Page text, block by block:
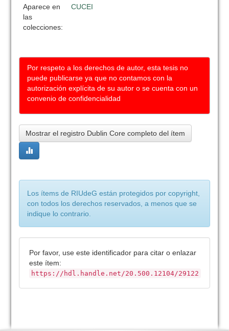
Aparece en
las
colecciones:
CUCEI
Por respeto a los derechos de autor, esta tesis no
puede publicarse ya que no contamos con la
autorización explícita de su autor o se cuenta con un
convenio de confidencialidad
Mostrar el registro Dublin Core completo del ítem
Los ítems de RIUdeG están protegidos por copyright,
con todos los derechos reservados, a menos que se
indique lo contrario.
Por favor, use este identificador para citar o enlazar
este ítem:
https://hdl.handle.net/20.500.12104/29122